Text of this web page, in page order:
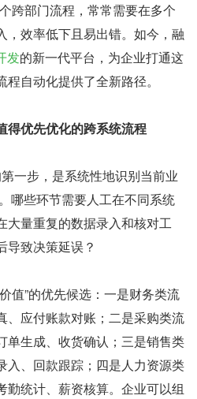
跨部门流程，常常需要在多个
，效率低下且易出错。如今，融
发的新一代平台，为企业打通这
自动化提供了全新路径。
得优先优化的跨系统流程
哪些环节需要人工在不同系统
大量重复的数据录入和核对工
导致决策延误？
值”的优先候选：一是财务类流
、应付账款对账；二是采购类流
单生成、收货确认；三是销售类
入、回款跟踪；四是人力资源类
勤统计、薪资核算。企业可以组